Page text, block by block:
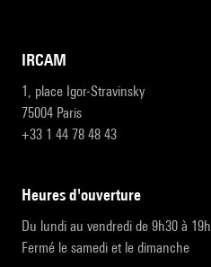
IRCAM
1, place Igor-Stravinsky
75004 Paris
+33 1 44 78 48 43
heures d'ouverture
Du lundi au vendredi de 9h30 à 19h
Fermé le samedi et le dimanche